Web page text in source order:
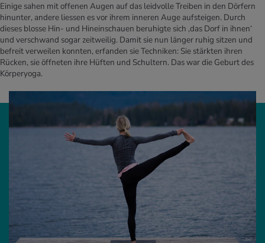
Einige sahen mit offenen Augen auf das leidvolle Treiben in den Dörfern
hinunter, andere liessen es vor ihrem inneren Auge aufsteigen. Durch
dieses blosse Hin- und Hineinschauen beruhigte sich ,das Dorf in ihnen‘
und verschwand sogar zeitweilig. Damit sie nun länger ruhig sitzen und
befreit verweilen konnten, erfanden sie Techniken: Sie stärkten ihren
Rücken, sie öffneten ihre Hüften und Schultern. Das war die Geburt des
Körperyoga.